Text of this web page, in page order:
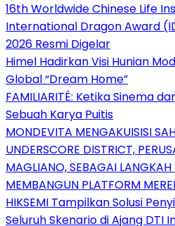
16th Worldwide Chinese Life
International Dragon Award
2026 Resmi Digelar
Himel Hadirkan Visi Hunian
Global “Dream Home”
FAMILIARITÉ: Ketika Sinema
Sebuah Karya Puitis
MONDEVITA MENGAKUISISI
UNDERSCORE DISTRICT,
MAGLIANO, SEBAGAI
MEMBANGUN PLATFORM
HIKSEMI Tampilkan Solusi
Seluruh Skenario di Ajang DTI